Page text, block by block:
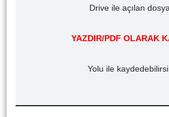
Drive ile açılan
YAZDIR/PDF OLARAK
Yolu ile